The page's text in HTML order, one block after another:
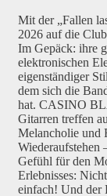
Mit der „Fallen
2026 auf die
Im Gepäck: ihre
elektronischen
eigenständiger
dem sich die
hat. CASINO
Gitarren treffen
Melancholie und
Wiederaufstehen
Gefühl für den
Erlebnisses:
einfach! Und der